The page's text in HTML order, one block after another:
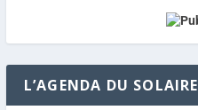
L’AGENDA DU SOLAIRE